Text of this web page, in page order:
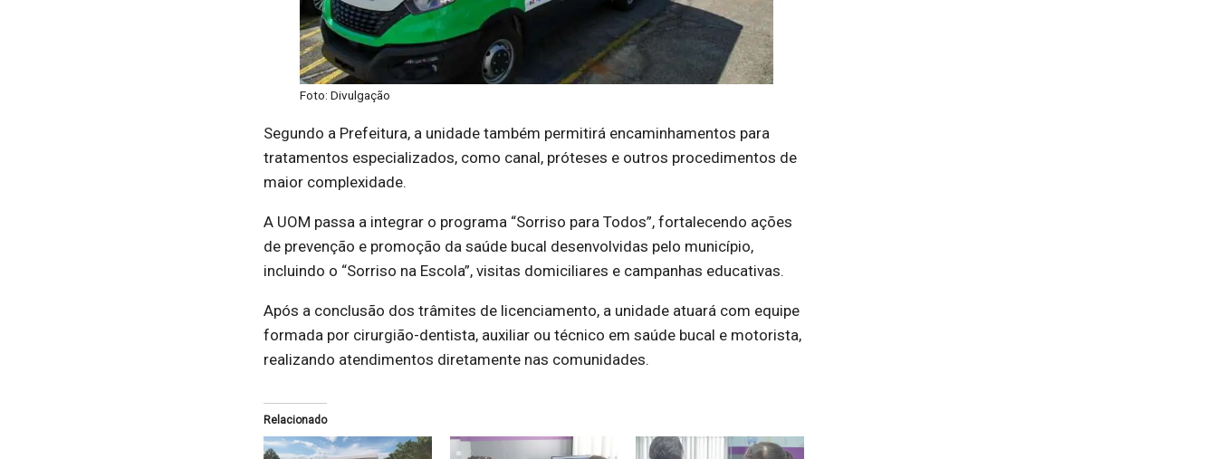
Foto: Divulgação
Segundo a Prefeitura, a unidade também permitirá encaminhamentos para
tratamentos especializados, como canal, próteses e outros procedimentos de
maior complexidade.
A UOM passa a integrar o programa “Sorriso para Todos”, fortalecendo ações
de prevenção e promoção da saúde bucal desenvolvidas pelo município,
incluindo o “Sorriso na Escola”, visitas domiciliares e campanhas educativas.
Após a conclusão dos trâmites de licenciamento, a unidade atuará com equipe
formada por cirurgião-dentista, auxiliar ou técnico em saúde bucal e motorista,
realizando atendimentos diretamente nas comunidades.
Relacionado